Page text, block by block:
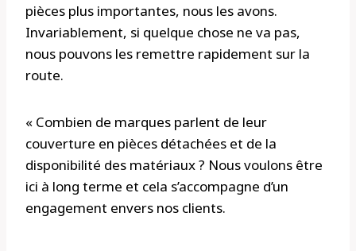
pièces plus importantes, nous les avons.
Invariablement, si quelque chose ne va pas,
nous pouvons les remettre rapidement sur la
route.
« Combien de marques parlent de leur
couverture en pièces détachées et de la
disponibilité des matériaux ? Nous voulons être
ici à long terme et cela s’accompagne d’un
engagement envers nos clients.